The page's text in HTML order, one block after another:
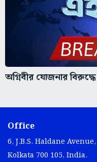
অগ্নিবীর যোজনার
Office
6, J.B.S. Haldane Avenue,
Kolkata 700 105, India.